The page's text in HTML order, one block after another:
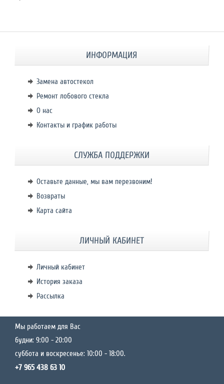
ИНФОРМАЦИЯ
Замена автостекол
Ремонт лобового стекла
О нас
Контакты и график работы
СЛУЖБА ПОДДЕРЖКИ
Оставьте данные, мы вам перезвоним!
Возвраты
Карта сайта
ЛИЧНЫЙ КАБИНЕТ
Личный кабинет
История заказа
Рассылка
Мы работаем для Вас
будни: 9:00 - 20:00
суббота и воскресенье: 10:00 - 18:00.
+7 965 438 63 10